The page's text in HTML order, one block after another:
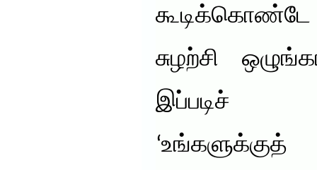
கூடிக்கொண்டே
சுழற்சி
இப்படிச்